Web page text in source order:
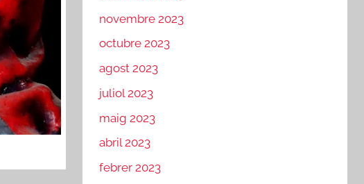
novembre 2023
octubre 2023
agost 2023
juliol 2023
maig 2023
abril 2023
febrer 2023